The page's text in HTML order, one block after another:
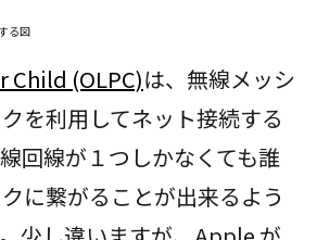
Child (OLPC)は、無線メッシ
を利用してネット接続する
回線が１つしかなくても誰
に繋がることが出来るよう